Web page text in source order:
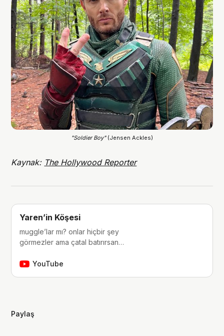
"Soldier Boy" (Jensen Ackles)
Kaynak: The Hollywood Reporter
Yaren’in Köşesi
muggle’lar mı? onlar hiçbir şey
görmezler ama çatal batırırsan
çocukluğumdan beri tutkunu olduğum
de bana eşlik etmek…
YouTube
Paylaş